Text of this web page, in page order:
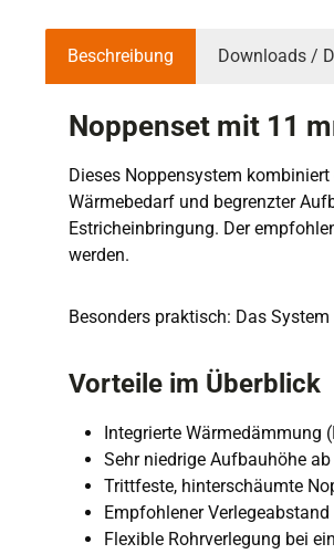
Beschreibung Downloads /
Noppenset mit 11
Dieses Noppensystem
Wärmebedarf und begrenzter
Estricheinbringung. Der
werden.
Besonders praktisch: Das
Vorteile im Überblick
Integrierte Wärmedämmung
Sehr niedrige Aufbauhöhe
Trittfeste, hinterschäumte
Empfohlener Verlegeabstand
Flexible Rohrverlegung bei